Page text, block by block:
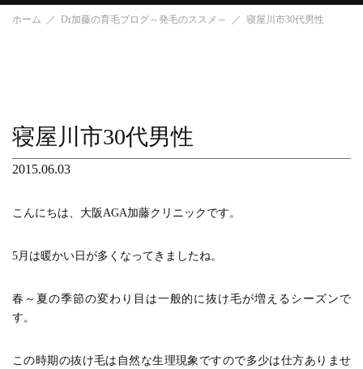
ホーム Dr加藤の育毛ブログ～発毛のススメ～ 寝屋川市30代男性
寝屋川市30代男性
2015.06.03
こんにちは、大阪AGA加藤クリニックです。
5月は暖かい日が多くなってきましたね。
春～夏の季節の変わり目は一般的に抜け毛が増えるシーズンで
す。
この時期の抜け毛は自然な生理現象ですので多少は仕方ありませ